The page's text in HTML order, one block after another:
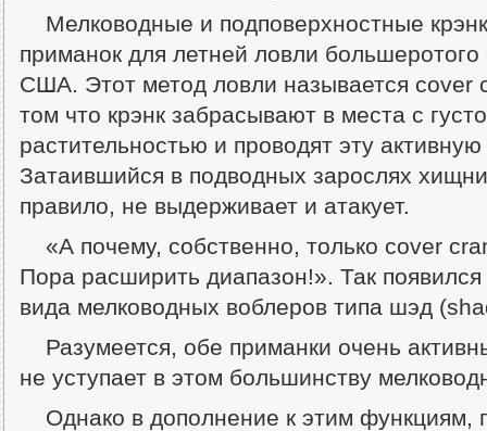
Мелководные и подповерхностные
приманок для летней ловли
США. Этот метод ловли называется cover
том что крэнк забрасывают в места с
растительностью и проводят эту
Затаившийся в подводных зарослях
правило, не выдерживает и атакует.
«А почему, собственно, только cover
Пора расширить диапазон!». Так
вида мелководных воблеров типа шэд
Разумеется, обе приманки очень
не уступает в этом большинству
Однако в дополнение к этим функциям,